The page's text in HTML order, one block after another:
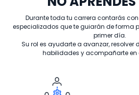
Durante toda tu carrera contarás
especializados que te guiarán de forma
primer día.
Su rol es ayudarte a avanzar, resolver
habilidades y acompañarte